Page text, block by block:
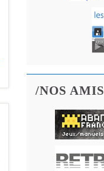
/NOS AMIS